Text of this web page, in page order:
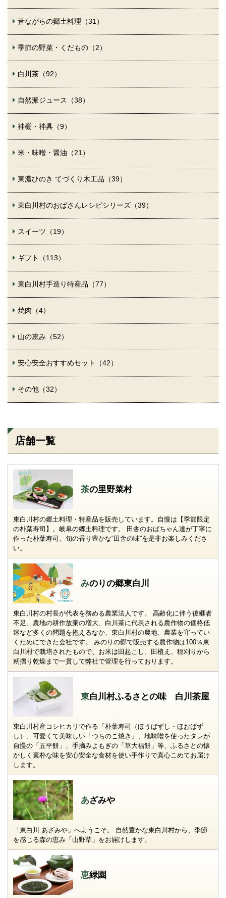
昔ながらの郷土料理（31）
季節の野菜・くだもの（2）
白川茶（92）
自然派ジュース（38）
神棚・神具（9）
米・味噌・醤油（21）
東濃ひのき てづくり木工品（39）
東白川村のおばさんレシピシリーズ（39）
スイーツ（19）
ギフト（113）
東白川村手造り特産品（77）
焼肉（4）
山の恵み（52）
安心安全おすすめセット（42）
その他（32）
店舗一覧
茶の里野菜村
東白川村の郷土料理・特産品を販売しています。自慢は【季節限定
の朴葉寿司】。岐阜の郷土料理です。 田舎のおばちゃん達が丁寧に
作った朴葉寿司。旬の香り豊かな“田舎の味”を是非お楽しみくださ
い。
みのりの郷東白川
東白川村の村長が代表を務める農業法人です。 高齢化に伴う後継者
不足、農地の耕作放棄の増大、白川茶に代表される農作物の価格低
迷など多くの問題を抱えるなか、東白川村の農地、農業を守ってい
くためにできた会社です。 みのりの郷で販売する農作物は100％東
白川村で栽培されたもので、お米は田起こし、田植え、稲刈りから
籾摺り乾燥まで一貫して弊社で管理を行っております。
東白川村ふるさとの味 白川茶屋
東白川村産コシヒカリで作る「朴葉寿司（ほうばずし・ほおばず
し）、可愛くて美味しい「つちのこ焼き」、地味噌を使ったタレが
自慢の「五平餅」、手摘みよもぎの「草大福餅」等、ふるさとの懐
かしく素朴な味を安心安全な食材を使い手作りで真心こめてお届け
します。
あざみや
「東白川 あざみや」へようこそ。 自然豊かな東白川村から、季節
を感じる森の恵み「山野草」をお届けします。
恵緑園